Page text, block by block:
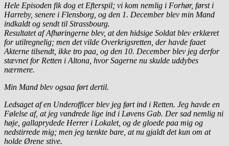
Hele Episoden fik dog et Efterspil; vi kom nemlig i Forhør, først i
Harreby, senere i Flensborg, og den 1. December blev min Mand
indkaldt og sendt til Strassbourg.
Resultatet af Afhøringerne blev, at den hidsige Soldat blev erklæret
for utilregnelig; men det vilde Overkrigsretten, der havde faaet
Akterne tilsendt, ikke tro paa, og den 10. December blev jeg derfor
stævnet for Retten i Altona, hvor Sagerne nu skulde uddybes
nærmere.
Min Mand blev ogsaa ført dertil.
Ledsaget af en Underofficer blev jeg ført ind i Retten. Jeg havde en
Følelse af, at jeg vandrede lige ind i Løvens Gab. Der sad nemlig ni
høje, gallaprydede Herrer i Lokalet, og de gloede paa mig og
nedstirrede mig; men jeg tænkte bare, at nu gjaldt det kun om at
holde Ørene stive.